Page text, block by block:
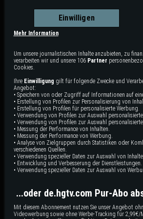
engagiert er David Bromstad.
und
Traumhaus bei der Familie
Ashley gewinnt eine Million Dollar!
Jetzt sucht die Gewinnerin ein
Eigenheim und muss sich
entscheiden: Ein Haus mit
Potential , aber Renovierungs-
Bedarf, oder ein Neubau?
E2 20 min
Die
Eine
einem
Dollar
Haus und
Staffel 10 | 2 Videos
Einwilligen
Mehr Information
Um unsere journalistischen Inhalte anzubieten, zu
verarbeiten wir und unsere 106 Partner
Cookies.
Ihre Einwilligung gilt für folgende Zwecke und
Angebot:
• Speichern von oder Zugriff auf Informationen auf
• Erstellung von Profilen zur Personalisierung von
• Erstellung von Profilen für personalisierte Werbung.
• Verwendung von Profilen zur Auswahl
• Verwendung von Profilen zur Auswahl
• Messung der Performance von Inhalten.
• Messung der Performance von Werbung.
• Analyse von Zielgruppen durch Statistiken oder
verschiedenen Quellen.
• Verwendung spezieller Daten zur Auswahl von
• Entwicklung und Verbesserung der Dienstleistungen.
• Verwendung spezieller Daten zur Auswahl von
...oder de.hgtv.com Pur-Abo
Mit diesem Abonnement nutzen Sie unser Angebot
Videowerbung sowie ohne Werbe-Tracking für 2,99€/